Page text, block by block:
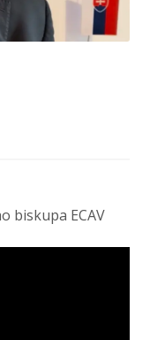
biskupa ECAV